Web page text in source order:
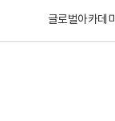
글로벌아카데미